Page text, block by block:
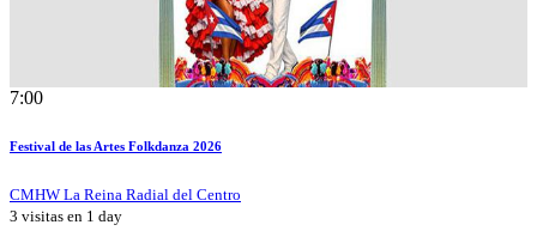
7:00
Festival de las Artes Folkdanza 2026
CMHW La Reina Radial del Centro
3 visitas en 1 day